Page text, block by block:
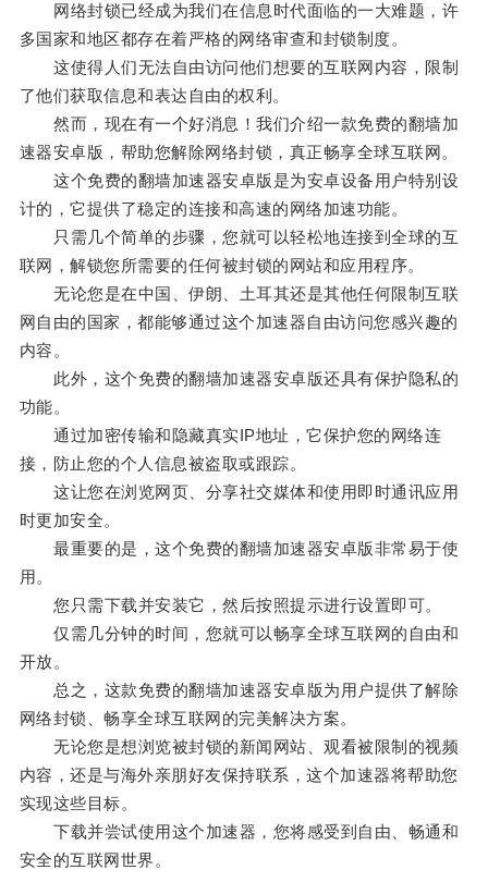
网络封锁已经成为我们在信息时代面临的一大难题，许
多国家和地区都存在着严格的网络审查和封锁制度。
这使得人们无法自由访问他们想要的互联网内容，限制
了他们获取信息和表达自由的权利。
然而，现在有一个好消息！我们介绍一款免费的翻墙加
速器安卓版，帮助您解除网络封锁，真正畅享全球互联网。
这个免费的翻墙加速器安卓版是为安卓设备用户特别设
计的，它提供了稳定的连接和高速的网络加速功能。
只需几个简单的步骤，您就可以轻松地连接到全球的互
联网，解锁您所需要的任何被封锁的网站和应用程序。
无论您是在中国、伊朗、土耳其还是其他任何限制互联
网自由的国家，都能够通过这个加速器自由访问您感兴趣的
内容。
此外，这个免费的翻墙加速器安卓版还具有保护隐私的
功能。
通过加密传输和隐藏真实IP地址，它保护您的网络连
接，防止您的个人信息被盗取或跟踪。
这让您在浏览网页、分享社交媒体和使用即时通讯应用
时更加安全。
最重要的是，这个免费的翻墙加速器安卓版非常易于使
用。
您只需下载并安装它，然后按照提示进行设置即可。
仅需几分钟的时间，您就可以畅享全球互联网的自由和
开放。
总之，这款免费的翻墙加速器安卓版为用户提供了解除
网络封锁、畅享全球互联网的完美解决方案。
无论您是想浏览被封锁的新闻网站、观看被限制的视频
内容，还是与海外亲朋好友保持联系，这个加速器将帮助您
实现这些目标。
下载并尝试使用这个加速器，您将感受到自由、畅通和
安全的互联网世界。